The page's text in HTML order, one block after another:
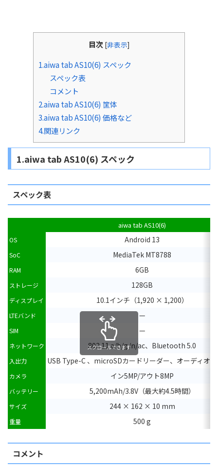
目次 [非表示]
1.aiwa tab AS10(6) スペック
スペック表
コメント
2.aiwa tab AS10(6) 筐体
3.aiwa tab AS10(6) 価格など
4.関連リンク
1.aiwa tab AS10(6) スペック
スペック表
aiwa tab AS10(6)
OS Android 13
SoC MediaTek MT8788
RAM 6GB
ストレージ 128GB
ディスプレイ 10.1インチ（1,920 × 1,200）
LTEバンド —
SIM —
ネットワーク 802.11 a/b/g/n/ac、Bluetooth 5.0
入出力 USB Type-C 、microSDカードリーダー、オーディオ
カメラ イン5MP/アウト8MP
バッテリー 5,200mAh/3.8V（最大約4.5時間）
サイズ 244 × 162 × 10 mm
重量 500 g
スクロールできます
コメント